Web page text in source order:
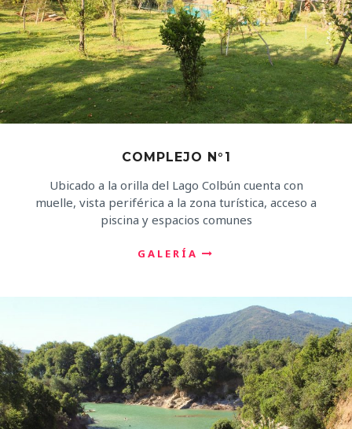
COMPLEJO N°1
Ubicado a la orilla del Lago Colbún cuenta con
muelle, vista periférica a la zona turística, acceso a
piscina y espacios comunes
GALERÍA